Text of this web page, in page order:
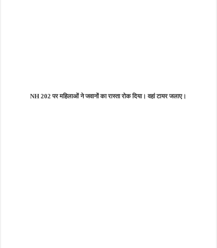
NH 202 पर महिलाओं ने जवानों का रास्ता रोक दिया। वहां टायर जलाए।